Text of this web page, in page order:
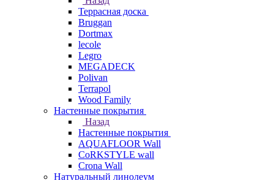
Террасная доска
Bruggan
Dortmax
lecole
Legro
MEGADECK
Polivan
Terrapol
Wood Family
Настенные покрытия
Назад
Настенные покрытия
AQUAFLOOR Wall
CoRKSTYLE wall
Crona Wall
Натуральный линолеум